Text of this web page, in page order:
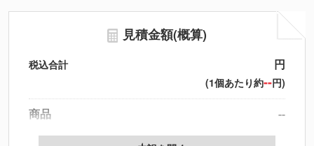
見積金額(概算)
税込合計 円
(1個あたり約--円)
商品
--
製版代